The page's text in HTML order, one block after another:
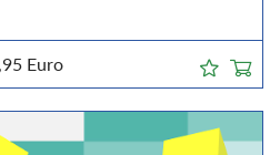
Euro